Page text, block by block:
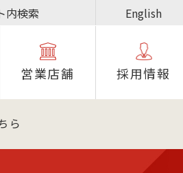
内検索 English
営業店舗 採⽤情報
ら